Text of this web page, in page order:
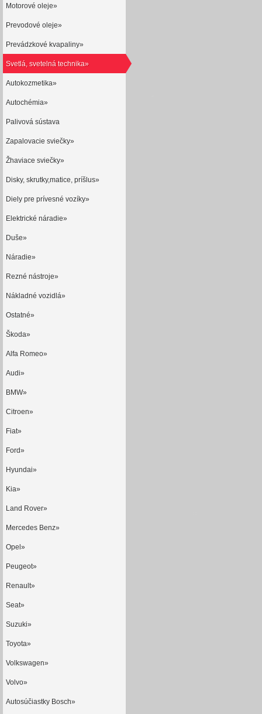
Motorové oleje»
Prevodové oleje»
Prevádzkové kvapaliny»
Svetlá, svetelná technika»
Autokozmetika»
Autochémia»
Palivová sústava
Zapalovacie sviečky»
Žhaviace sviečky»
Disky, skrutky,matice, príšlus»
Diely pre prívesné vozíky»
Elektrické náradie»
Duše»
Náradie»
Rezné nástroje»
Nákladné vozidlá»
Ostatné»
Škoda»
Alfa Romeo»
Audi»
BMW»
Citroen»
Fiat»
Ford»
Hyundai»
Kia»
Land Rover»
Mercedes Benz»
Opel»
Peugeot»
Renault»
Seat»
Suzuki»
Toyota»
Volkswagen»
Volvo»
Autosúčiastky Bosch»